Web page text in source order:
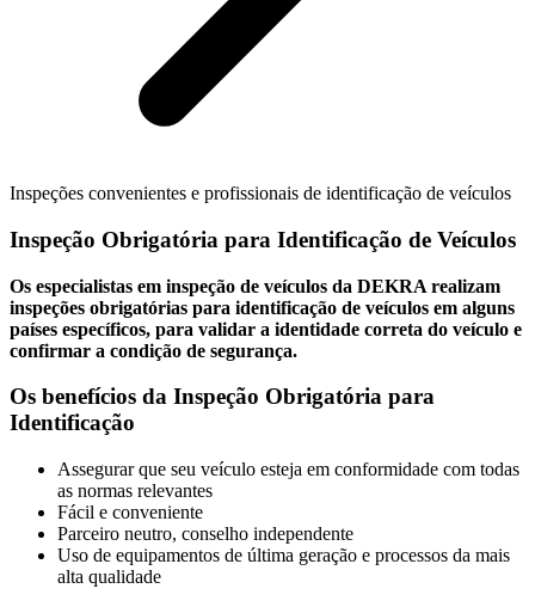
Inspeções convenientes e profissionais de identificação de veículos
Inspeção Obrigatória para Identificação de Veículos
Os especialistas em inspeção de veículos da DEKRA realizam
inspeções obrigatórias para identificação de veículos em alguns
países específicos, para validar a identidade correta do veículo e
confirmar a condição de segurança.
Os benefícios da Inspeção Obrigatória para
Identificação
Assegurar que seu veículo esteja em conformidade com todas
as normas relevantes
Fácil e conveniente
Parceiro neutro, conselho independente
Uso de equipamentos de última geração e processos da mais
alta qualidade